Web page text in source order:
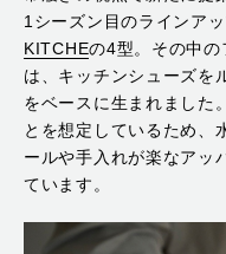
1シーズン目のラインアッ
KITCHEの4型。その中
は、キッチンシューズを
をベースに生まれました
とを想定しているため、
ールや手入れが楽なアッ
ています。